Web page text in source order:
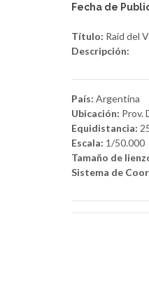
Fecha de
Título: Raid del
Descripción:
País: Argentina
Ubicación: Prov.
Equidistancia:
Escala: 1/50.000
Tamaño de
Sistema de